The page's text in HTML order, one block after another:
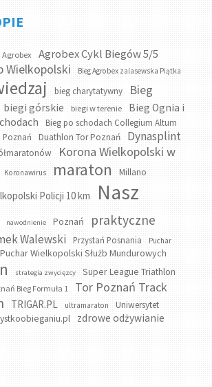
Agrobex Agrobex Cykl Biegów 5/5
Wielkopolski Bieg Agrobex zalasewska Piątka
bieg charytatywny
Bieg
biegi górskie biegi w terenie
Bieg Ognia i
Bieg po schodach Collegium Altum
Poznań Duathlon Tor Poznań Dynasplint
Korona Wielkopolski w
Koronawirus maraton Millano
Policji 10 km
Nasz
nawodnienie Poznań
praktyczne
Walewski Przystań Posnania
Puchar
Puchar Wielkopolski Służb Mundurowych
strategia zwycięzcy Super League Triathlon
Bieg Formuła 1
Tor Poznań Track
TRIGAR.PL ultramaraton
Uniwersytet
zdrowe odżywianie